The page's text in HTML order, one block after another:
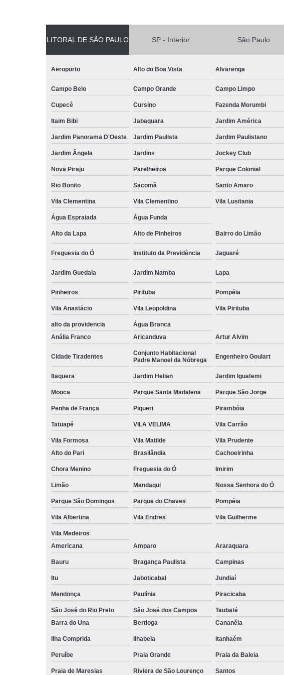
LITORAL DE SÃO PAULO SP - Interior São Paulo
Aeroporto Alto do Boa Vista Alvarenga
Campo Belo Campo Grande Campo Limpo
Cupecê Cursino Fazenda Morumbi
Itaim Bibi Jabaquara Jardim América
Jardim Panorama D'Oeste Jardim Paulista Jardim Paulistano
Jardim Ângela Jardins Jockey Club
Nova Piraju Parelheiros Parque Colonial
Rio Bonito Sacomã Santo Amaro
Vila Clementina Vila Clementino Vila Lusitania
Água Espraiada Água Funda
Alto da Lapa Alto de Pinheiros Bairro do Limão
Freguesia do Ó Instituto da Previdência Jaguaré
Jardim Guedala Jardim Namba Lapa
Pinheiros Pirituba Pompéia
Vila Anastácio Vila Leopoldina Vila Pirituba
alto da providencia
Água Branca
Anália Franco
Aricanduva Artur Alvim
Cidade Tiradentes
Conjunto Habitacional
Padre Manoel da Nóbrega
Engenheiro Goulart
Itaquera Jardim Helian Jardim Iguatemi
Mooca Parque Santa Madalena Parque São Jorge
Penha de França Piqueri Pirambóia
Tatuapé VILA VELIMA Vila Carrão
Vila Formosa Vila Matilde Vila Prudente
Alto do Pari
Brasilândia Cachoeirinha
Chora Menino Freguesia do Ó Imirim
Limão Mandaqui Nossa Senhora do Ó
Parque São Domingos Parque do Chaves Pompéia
Vila Albertina Vila Endres Vila Guilherme
Vila Medeiros
Americana
Amparo Araraquara
Bauru Bragança Paulista Campinas
Itu Jaboticabal Jundiaí
Mendonça Paulínia Piracicaba
São José do Rio Preto São José dos Campos Taubaté
Barra do Una
Bertioga Cananéia
Ilha Comprida Ilhabela Itanhaém
Peruíbe Praia Grande Praia da Baleia
Praia de Maresias Riviera de São Lourenço Santos